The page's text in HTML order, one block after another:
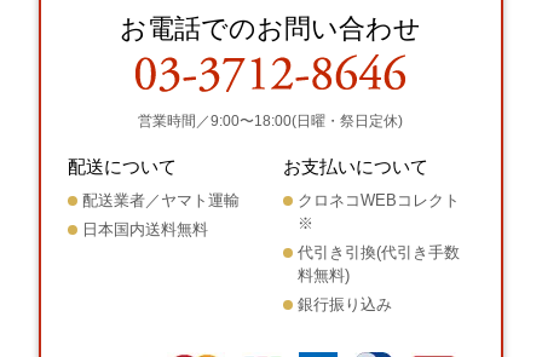
お電話でのお問い合わせ
営業時間／9:00〜18:00(日曜・祭日定休)
配送について
配送業者／ヤマト運輸
日本国内送料無料
お支払いについて
クロネコWEBコレクト
※
代引き引換(代引き手数
料無料)
銀行振り込み